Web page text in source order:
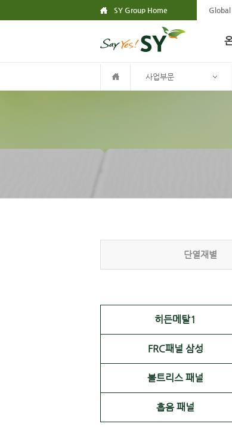
SY Group Home Global
사업부문
단열재별
히든메탈1
FRC패널 삼성
볼트리스 패널
흡음 패널